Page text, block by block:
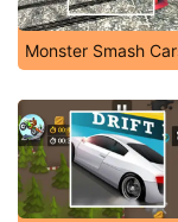
Monster Smash